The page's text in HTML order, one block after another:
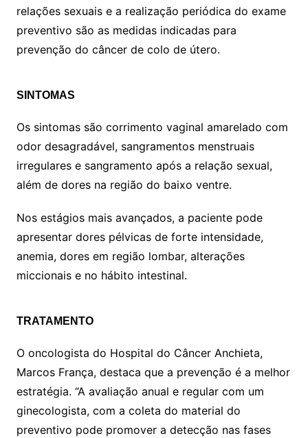
relações sexuais e a realização periódica do exame
preventivo são as medidas indicadas para
prevenção do câncer de colo de útero.
SINTOMAS
Os sintomas são corrimento vaginal amarelado com
odor desagradável, sangramentos menstruais
irregulares e sangramento após a relação sexual,
além de dores na região do baixo ventre.
Nos estágios mais avançados, a paciente pode
apresentar dores pélvicas de forte intensidade,
anemia, dores em região lombar, alterações
miccionais e no hábito intestinal.
TRATAMENTO
O oncologista do Hospital do Câncer Anchieta,
Marcos França, destaca que a prevenção é a melhor
estratégia. “A avaliação anual e regular com um
ginecologista, com a coleta do material do
preventivo pode promover a detecção nas fases